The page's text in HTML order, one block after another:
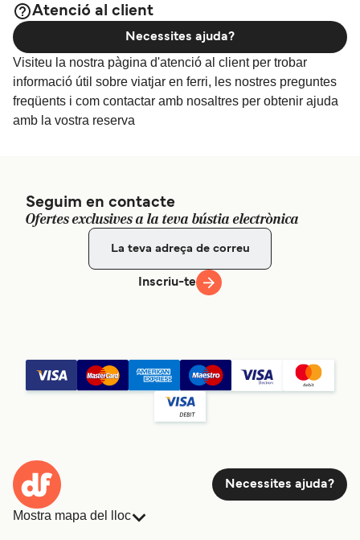
Atenció al client
Visiteu la nostra pàgina d'atenció al client per trobar
informació útil sobre viatjar en ferri, les nostres preguntes
freqüents i com contactar amb nosaltres per obtenir ajuda
amb la vostra reserva
Necessites ajuda?
Seguim en contacte
Ofertes exclusives a la teva bústia electrònica
Inscriu-te
Necessites ajuda?
Mostra mapa del lloc